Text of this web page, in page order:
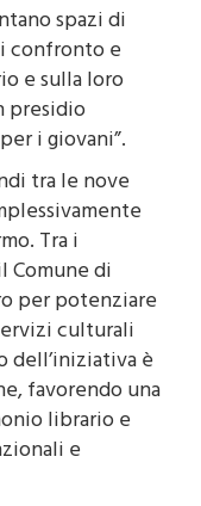
e
spazi di
confronto e
sulla loro
presidio
i giovani”.
tra le nove
Tra i
Comune di
potenziare
culturali
dell’iniziativa è
una
librario e
e